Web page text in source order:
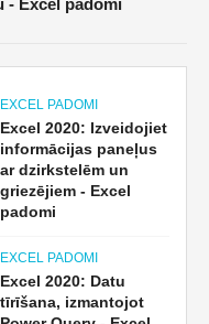
- Excel padomi
EXCEL PADOMI
Excel 2020: Izveidojiet
informācijas paneļus
ar dzirkstelēm un
griezējiem - Excel
padomi
EXCEL PADOMI
Excel 2020: Datu
tīrīšana, izmantojot